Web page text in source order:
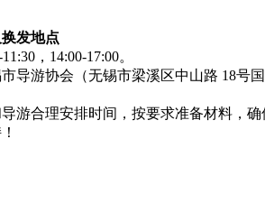
发地点
，14:00-17:00。
游协会（无锡市梁溪区中山路 18号
合理安排时间，按要求准备材料，确